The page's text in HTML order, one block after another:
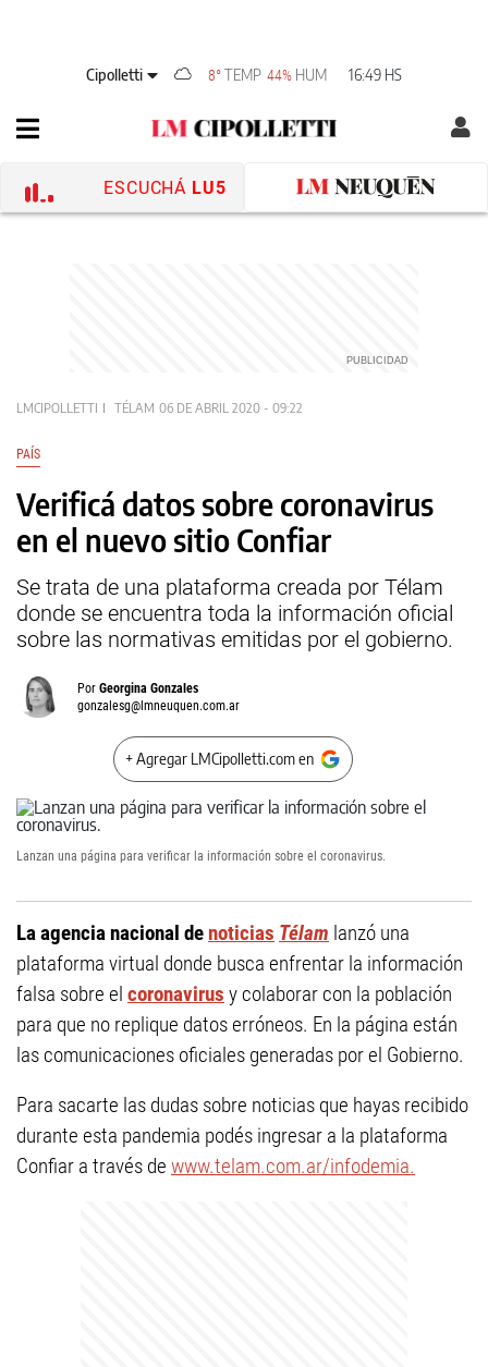
Cipolletti 8°TEMP 44% HUM 16:49 HS
ESCUCHÁ LU5
LMCIPOLLETTI TÉLAM 06 DE ABRIL 2020 - 09:22
PAÍS
Verificá datos sobre coronavirus
en el nuevo sitio Confiar
Se trata de una plataforma creada por Télam
donde se encuentra toda la información oficial
sobre las normativas emitidas por el gobierno.
Por Georgina Gonzales
gonzalesg@lmneuquen.com.ar
+ Agregar LMCipolletti.com en
Lanzan una página para verificar la información sobre el coronavirus.
La agencia nacional de noticias Télam lanzó una
plataforma virtual donde busca enfrentar la información
falsa sobre el coronavirus y colaborar con la población
para que no replique datos erróneos. En la página están
las comunicaciones oficiales generadas por el Gobierno.
Para sacarte las dudas sobre noticias que hayas recibido
durante esta pandemia podés ingresar a la plataforma
Confiar a través de www.telam.com.ar/infodemia.